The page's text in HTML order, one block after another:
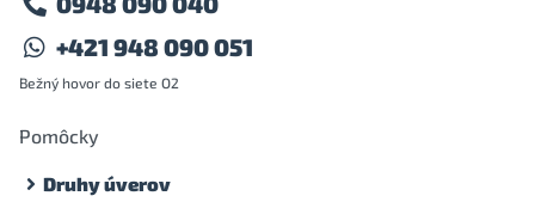
+421 948 090 051
Bežný hovor do siete O2
Pomôcky
Druhy úverov